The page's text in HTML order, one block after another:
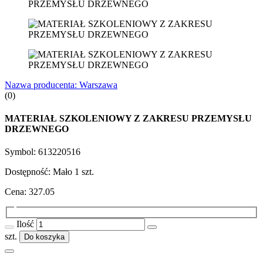
Nazwa producenta: Warszawa
(0)
MATERIAŁ SZKOLENIOWY Z ZAKRESU PRZEMYSŁU
DRZEWNEGO
Symbol: 613220516
Dostępność: Mało 1 szt.
Cena: 327.05
Ilość
szt.
Do koszyka